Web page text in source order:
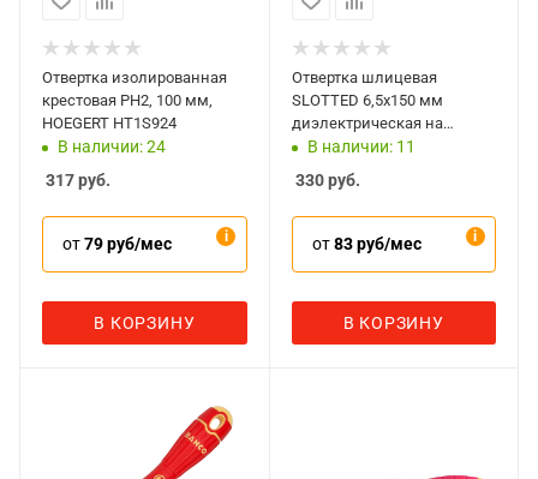
Отвертка изолированная
крестовая PH2, 100 мм,
HOEGERT HT1S924
В наличии: 24
317руб.
от79 руб/мес
В КОРЗИНУ
Отвертка шлицевая
SLOTTED 6,5х150 мм
диэлектрическая на
держателе Мастак 040-
В наличии: 11
330руб.
от83 руб/мес
В КОРЗИНУ